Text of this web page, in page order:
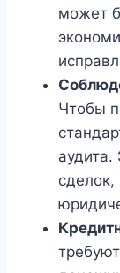
может
Чтобы
аудита.
сделок,